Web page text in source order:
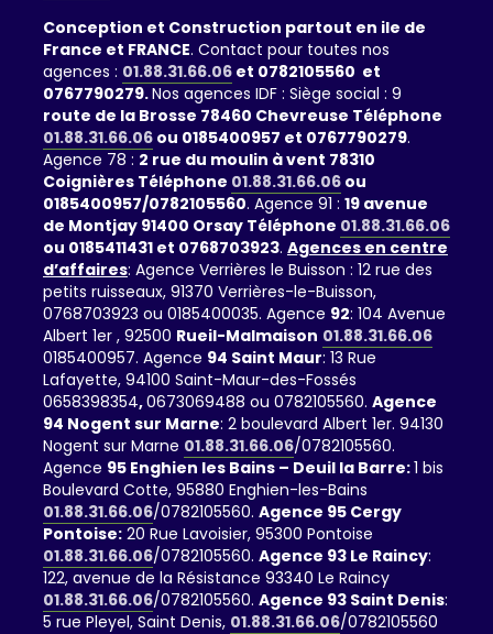
Conception et Construction partout en ile de
France et FRANCE. Contact pour toutes nos
agences : 01.88.31.66.06 et 0782105560 et
0767790279.Nos agences IDF : Siège social : 9
route de la Brosse 78460 Chevreuse Téléphone
01.88.31.66.06 ou 0185400957 et 0767790279.
Agence 78 : 2 rue du moulin à vent 78310
Coignières Téléphone 01.88.31.66.06 ou
0185400957/0782105560. Agence 91 : 19 avenue
de Montjay 91400 Orsay Téléphone 01.88.31.66.06
ou 0185411431 et 0768703923. Agences en centre
d’affaires: Agence Verrières le Buisson : 12 rue des
petits ruisseaux, 91370 Verrières-le-Buisson,
0768703923 ou 0185400035. Agence 92: 104 Avenue
Albert 1er , 92500 Rueil-Malmaison 01.88.31.66.06
0185400957. Agence 94 Saint Maur: 13 Rue
Lafayette, 94100 Saint-Maur-des-Fossés
0658398354,0673069488 ou 0782105560. Agence
94 Nogent sur Marne: 2 boulevard Albert 1er. 94130
Nogent sur Marne 01.88.31.66.06/0782105560.
Agence 95 Enghien les Bains – Deuil la Barre:1 bis
Boulevard Cotte, 95880 Enghien-les-Bains
01.88.31.66.06/0782105560. Agence 95 Cergy
Pontoise: 20 Rue Lavoisier, 95300 Pontoise
01.88.31.66.06/0782105560. Agence 93 Le Raincy:
122, avenue de la Résistance 93340 Le Raincy
01.88.31.66.06/0782105560. Agence 93 Saint Denis:
5 rue Pleyel, Saint Denis, 01.88.31.66.06/0782105560